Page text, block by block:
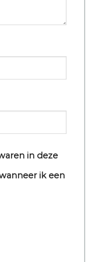
in deze
ik een